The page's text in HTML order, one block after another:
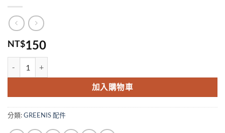
NT$150
加入購物車
分類:GREENIS 配件